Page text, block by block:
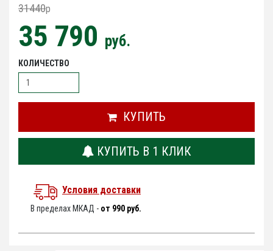
31440p
35 790 руб.
КОЛИЧЕСТВО
КУПИТЬ
КУПИТЬ В 1 КЛИК
Условия доставки
В пределах МКАД - от 990 руб.